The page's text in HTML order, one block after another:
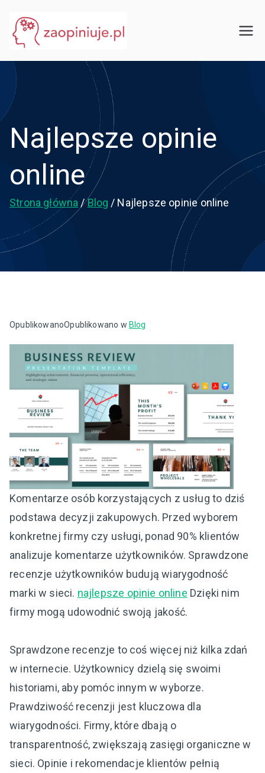
treści
Najlepsze opinie
online
Strona główna Blog Najlepsze opinie online
OpublikowanoOpublikowano w Blog
Komentarze osób korzystających z usług to dziś
podstawa decyzji zakupowych. Przed wyborem
konkretnej firmy czy usługi, ponad 90% klientów
analizuje komentarze użytkowników. Sprawdzone
recenzje użytkowników budują wiarygodność
marki w sieci. najlepsze opinie online Dzięki nim
firmy mogą udowodnić swoją jakość.
Sprawdzone recenzje to coś więcej niż kilka zdań
w internecie. Użytkownicy dzielą się swoimi
historiami, aby pomóc innym w wyborze.
Prawdziwość recenzji jest kluczowa dla
wiarygodności. Firmy, które dbają o
transparentność, zwiększają zasięgi organiczne w
sieci. Opinie i rekomendacje klientów pełnią